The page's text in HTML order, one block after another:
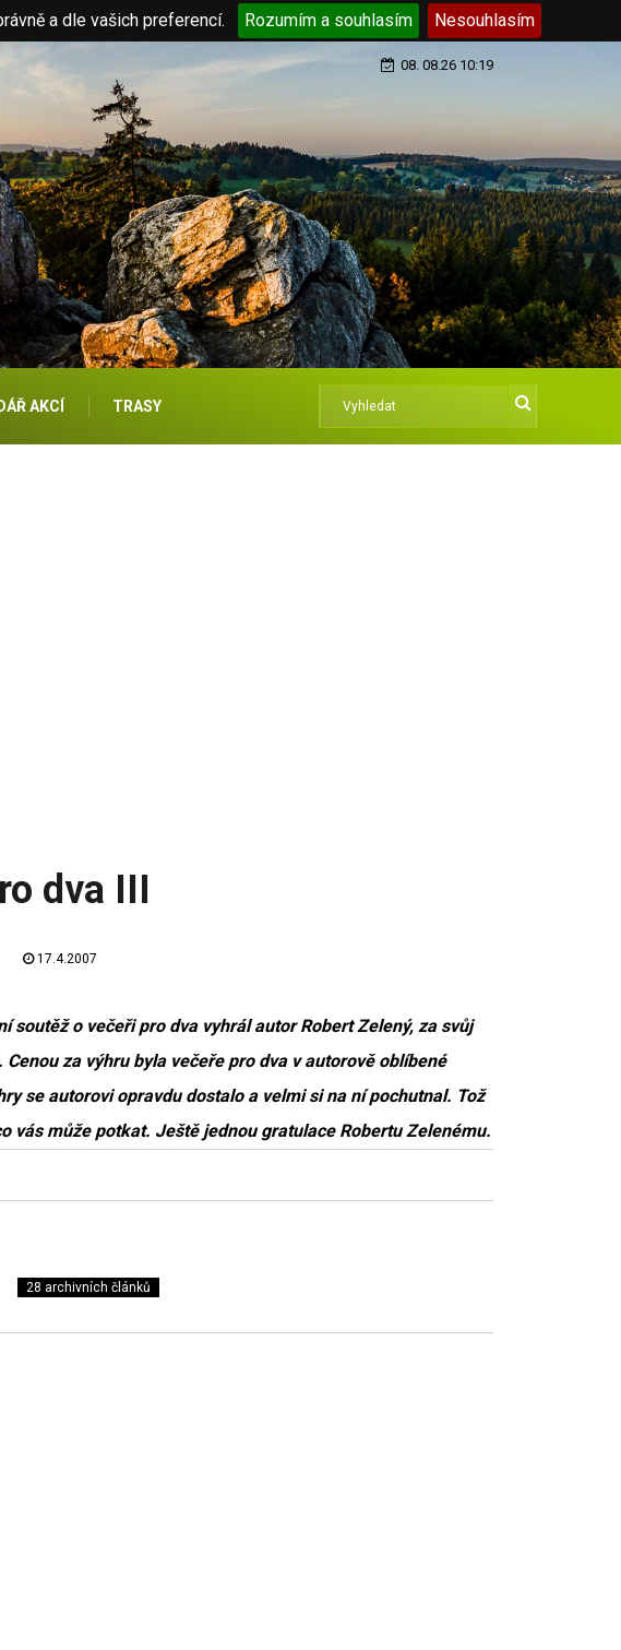
a dle vašich preferencí. Rozumím a souhlasím Nesouhlasím
08. 08.26 10:19
AKCÍ TRASY
dva III
17.4.2007
soutěž o večeři pro dva vyhrál autor Robert Zelený, za svůj
za výhru byla večeře pro dva v autorově oblíbené
se autorovi opravdu dostalo a velmi si na ní pochutnal. Tož
vás může potkat. Ještě jednou gratulace Robertu Zelenému.
28 archivních článků